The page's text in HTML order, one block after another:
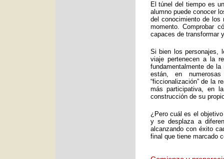
El túnel del tiempo es
alumno puede conocer
del conocimiento de
momento. Comprobar
capaces de transformar
Si bien los personajes,
viaje pertenecen a la
fundamentalmente de
están, en
“ficcionalización” de la
más participativa, en
construcción de su
¿Pero cuál es el
y se desplaza a
alcanzando con éxito
final que tiene marcado